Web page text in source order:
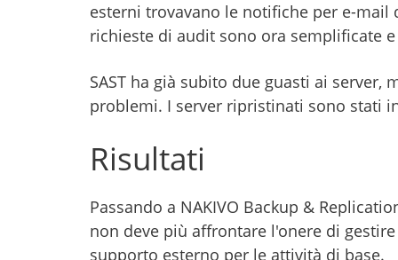
esterni trovavano le notifiche per e-mail
richieste di audit sono ora semplificate
SAST ha già subito due guasti ai
problemi. I server ripristinati sono stati
Risultati
Passando a NAKIVO Backup &
non deve più affrontare l'onere di
supporto esterno per le attività di base.